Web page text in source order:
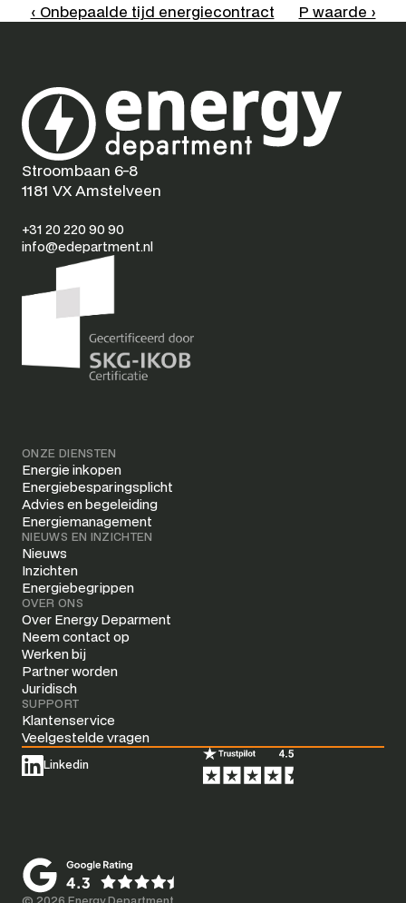
‹ Onbepaalde tijd energiecontract P waarde ›
Stroombaan 6-8
1181 VX Amstelveen
+31 20 220 90 90
info@edepartment.nl
ONZE DIENSTEN
Energie inkopen
Energiebesparingsplicht
Advies en begeleiding
Energiemanagement
NIEUWS EN INZICHTEN
Nieuws
Inzichten
Energiebegrippen
OVER ONS
Over Energy Deparment
Neem contact op
Werken bij
Partner worden
Juridisch
SUPPORT
Klantenservice
Veelgestelde vragen
Linkedin